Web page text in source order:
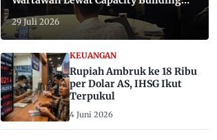
29 Juli 2026
KEUANGAN
Rupiah Ambruk ke 18 Ribu
per Dolar AS, IHSG Ikut
Terpukul
4 Juni 2026